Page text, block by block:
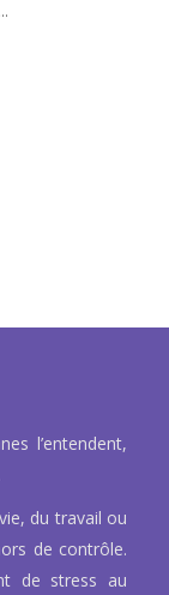
l’entendent,
du travail ou
de contrôle.
de stress au